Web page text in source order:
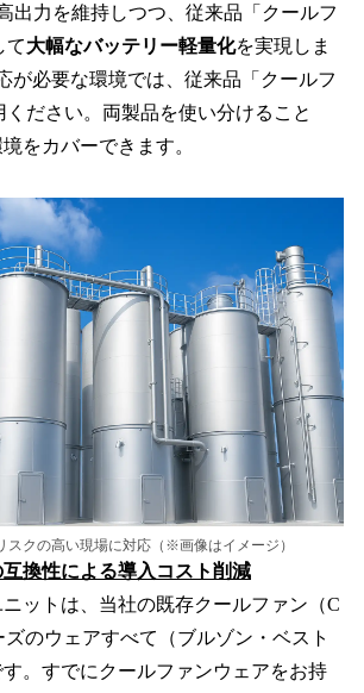
出力を維持しつつ、従来品「クールフ
て大幅なバッテリー軽量化を実現しま
が必要な環境では、従来品「クールフ
ください。両製品を使い分けること
をカバーできます。
スクの高い現場に対応（※画像はイメージ）
換性による導入コスト削減
ットは、当社の既存クールファン（C
のウェアすべて（ブルゾン・ベスト
。すでにクールファンウェアをお持